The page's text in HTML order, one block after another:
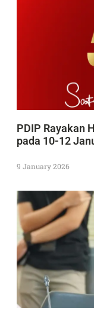
PDIP Rayakan
pada 10-12
9 January 2026